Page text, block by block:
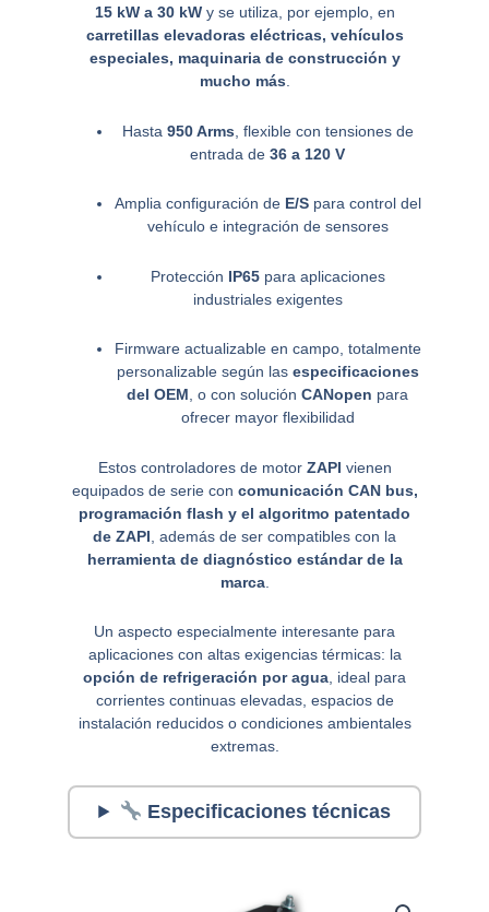
15 kW a 30 kWy se utiliza, por ejemplo, en
carretillas elevadoras eléctricas, vehículos
especiales, maquinaria de construcción y
mucho más.
Hasta 950 Arms , flexible con tensiones de
entrada de 36 a 120 V
Amplia configuración de E/Spara control del
vehículo e integración de sensores
Protección IP65para aplicaciones
industriales exigentes
Firmware actualizable en campo, totalmente
personalizable según las especificaciones
del OEM, o con solución CANopen para
ofrecer mayor flexibilidad
Estos controladores de motor ZAPI vienen
equipados de serie con comunicación CAN bus,
programación flash y el algoritmo patentado
de ZAPI , además de ser compatibles con la
herramienta de diagnóstico estándar de la
marca.
Un aspecto especialmente interesante para
aplicaciones con altas exigencias térmicas: la
opción de refrigeración por agua, ideal para
corrientes continuas elevadas, espacios de
instalación reducidos o condiciones ambientales
extremas.
Especificaciones técnicas